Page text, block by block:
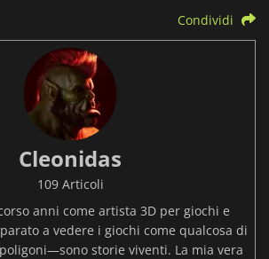
Condividi
Cleonidas
109 Articoli
anni come artista 3D per giochi e
a vedere i giochi come qualcosa di
storie viventi. La mia vera